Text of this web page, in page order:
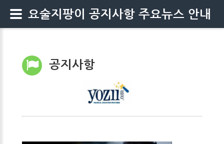
공지사항
요술지팡이 공지사항 주요뉴스 안내